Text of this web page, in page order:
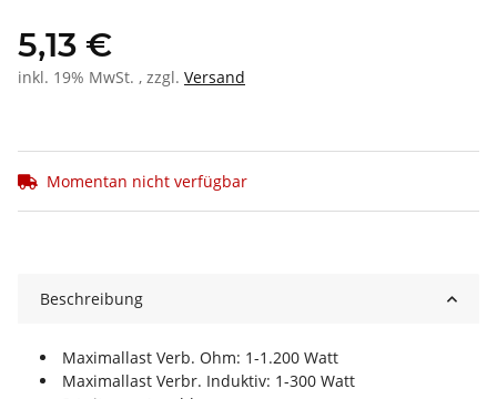
5,13 €
inkl. 19% MwSt. , zzgl. Versand
Momentan nicht verfügbar
Beschreibung
Maximallast Verb. Ohm: 1-1.200 Watt
Maximallast Verbr. Induktiv: 1-300 Watt